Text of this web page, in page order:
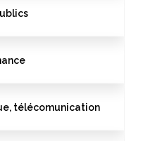
télécomunication